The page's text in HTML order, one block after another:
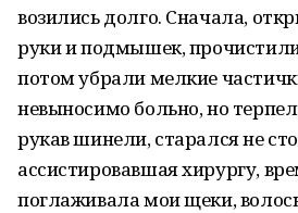
возились долго. Сначала,
руки и подмышек, прочистили
потом убрали мелкие
невыносимо больно, но
рукав шинели, старался не
ассистировавшая хирургу,
поглаживала мои щеки,